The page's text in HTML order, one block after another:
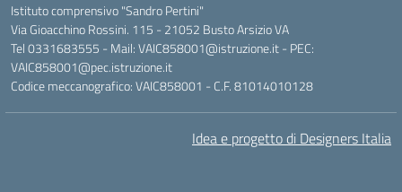
Istituto comprensivo "Sandro Pertini"
Via Gioacchino Rossini. 115 - 21052 Busto Arsizio VA
Tel 0331683555 - Mail: VAIC858001@istruzione.it - PEC:
VAIC858001@pec.istruzione.it
Codice meccanografico: VAIC858001 - C.F. 81014010128
Idea e progetto di Designers Italia